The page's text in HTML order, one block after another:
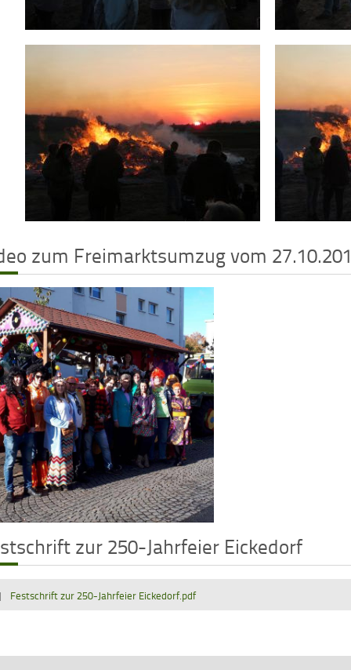
zum Freimarktsumzug vom
File zur 250-Jahrfeier Eickedorf
Festschrift zur 250-Jahrfeier Eickedorf.pdf